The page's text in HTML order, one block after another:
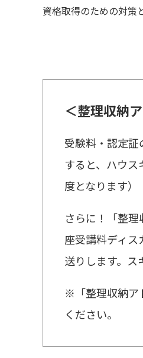
資格取得のための対策
＜整理収納
受験料・認定
すると、ハウ
度となります）
さらに！「整
座受講料ディ
送りします。ス
※「整理収納ア
ください。